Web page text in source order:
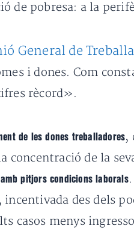
de pobresa: a la
General de
i dones. Com
rècord».
de les dones treballadores,
concentració de la
pitjors condicions laborals
des dels
casos menys